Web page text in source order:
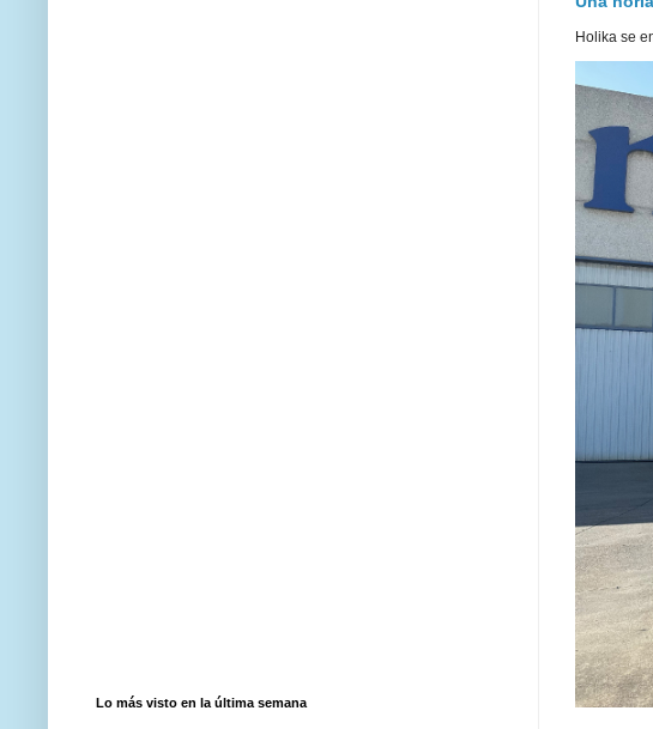
Holika se
Lo más visto en la última semana